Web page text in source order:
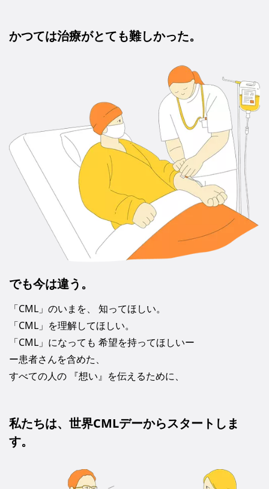
かつては治療がとても難しかった。
でも今は違う。
「CML」のいまを、 知ってほしい。
「CML」を理解してほしい。
「CML」になっても 希望を持ってほしいー
ー患者さんを含めた、
すべての人の 『想い』を伝えるために、
私たちは、世界CMLデーからスタートしま
す。